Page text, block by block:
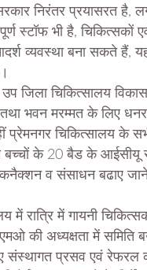
निरंतर प्रयासरत है,
स्टॉफ भी है, चिकित्सकों
व्यवस्था बना सकते हैं,
उप जिला चिकित्सालय
तथा भवन मरम्मत के लिए
प्रेमनगर चिकित्सालय के
बच्चों के 20 बैड के आईसीयू
कनैक्शन व संसाधन बढाए
में रात्रि में गायनी
की अध्यक्षता में समिति
संस्थागत प्रसव एवं रेफरल